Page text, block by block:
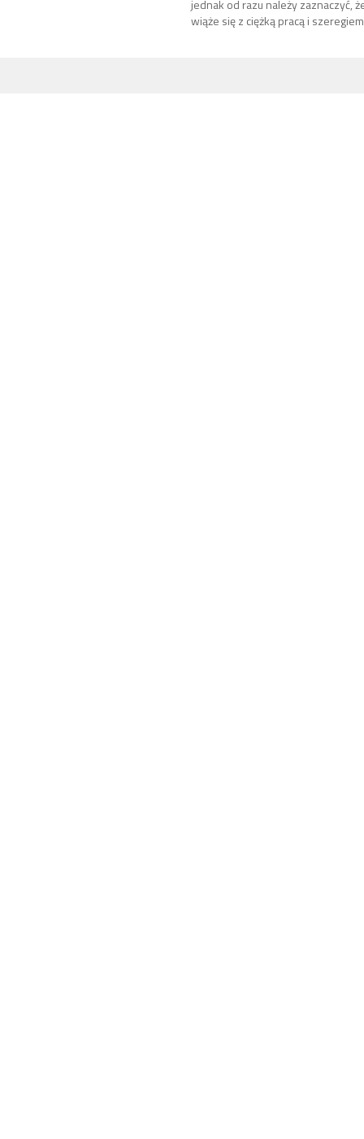
jednak od razu należy zaznaczyć,
wiąże się z ciężką pracą i